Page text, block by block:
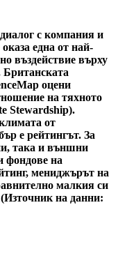
с компания и
една от най-
въздействие върху
Британската
оцени
на тяхното
Stewardship).
от
е рейтингът. За
така и външни
фондове на
мениджърът на
малкия си
на данни: